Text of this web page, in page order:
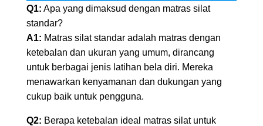
Q1: Apa yang dimaksud dengan matras silat
standar?
A1: Matras silat standar adalah matras dengan
ketebalan dan ukuran yang umum, dirancang
untuk berbagai jenis latihan bela diri. Mereka
menawarkan kenyamanan dan dukungan yang
cukup baik untuk pengguna.
Q2: Berapa ketebalan ideal matras silat untuk